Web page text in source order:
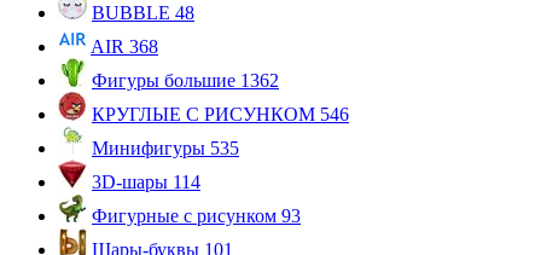
BUBBLE 48
AIR 368
Фигуры большие 1362
КРУГЛЫЕ С РИСУНКОМ 546
Минифигуры 535
3D-шары 114
Фигурные с рисунком 93
Шары-буквы 101